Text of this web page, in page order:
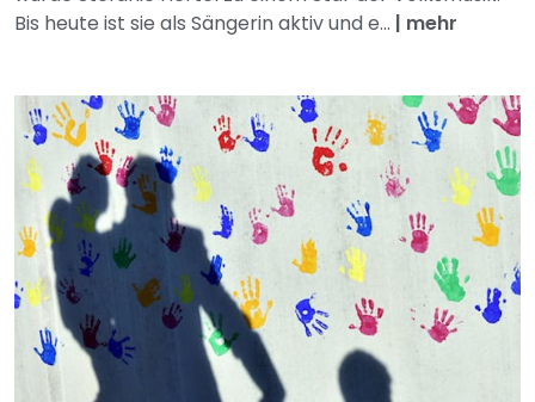
Bis heute ist sie als Sängerin aktiv und e... | mehr